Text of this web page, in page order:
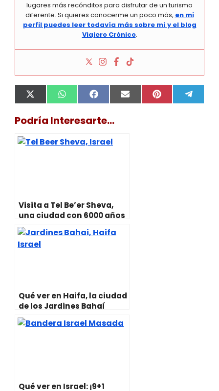
lugares más recónditos para disfrutar de un turismo
diferente. Si quieres conocerme un poco más, en mi
perfil puedes leer todavía más sobre mí y el blog
Viajero Crónico.
Compartir
en
X
(
w
t
t
Compartir
en
W
h
t
A
p
Compartir
en
F
a
e
o
Compartir
en
E
m
Compartir
en
P
i en
e
Podría Interesarte...
Visita a Tel Be’er Sheva,
una ciudad con 6000 años
de historia
Qué ver en Haifa, la ciudad
de los Jardines Bahaí
Qué ver en Israel: ¡9+1